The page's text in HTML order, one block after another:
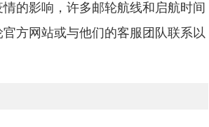
的影响，许多邮轮航线和启航时间
方网站或与他们的客服团队联系以